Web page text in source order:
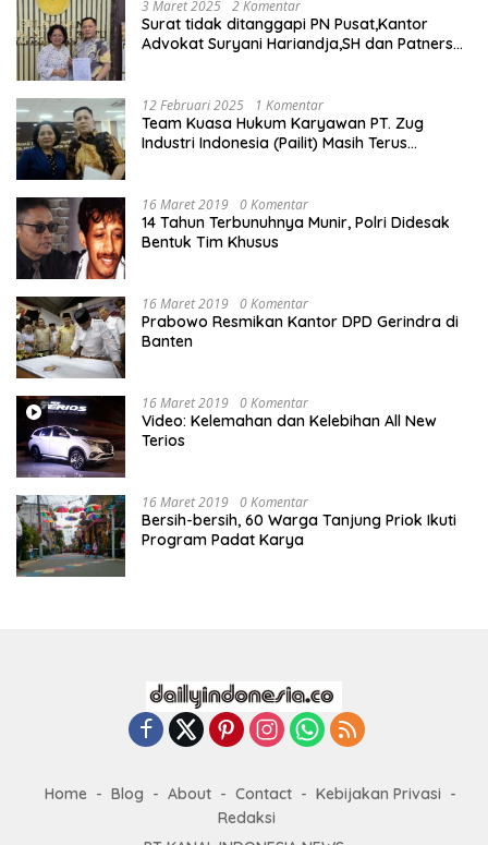
3 Maret 2025 2 Komentar
Surat tidak ditanggapi PN Pusat,Kantor
Advokat Suryani Hariandja,SH dan Patners
12 Februari 2025 1 Komentar
Team Kuasa Hukum Karyawan PT. Zug
Industri Indonesia (Pailit) Masih Terus
16 Maret 2019 0 Komentar
14 Tahun Terbunuhnya Munir, Polri Didesak
Bentuk Tim Khusus
16 Maret 2019 0 Komentar
Prabowo Resmikan Kantor DPD Gerindra di
Banten
16 Maret 2019 0 Komentar
Video: Kelemahan dan Kelebihan All New
Terios
16 Maret 2019 0 Komentar
Bersih-bersih, 60 Warga Tanjung Priok Ikuti
Program Padat Karya
Home Blog About Contact
Kebijakan Privasi
Redaksi